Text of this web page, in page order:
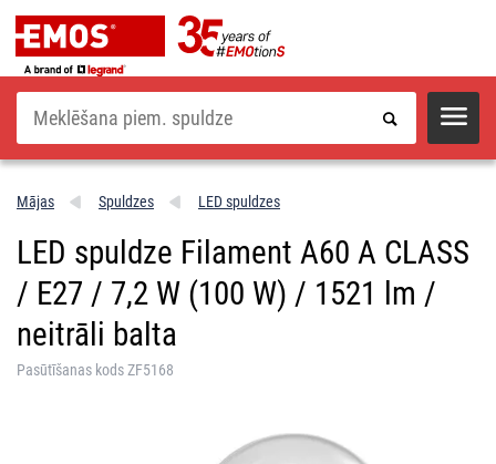
Meklēšana
Mājas Spuldzes LED spuldzes
LED spuldze Filament A60 A CLASS
/ E27 / 7,2 W (100 W) / 1521 lm /
neitrāli balta
Pasūtīšanas kods ZF5168